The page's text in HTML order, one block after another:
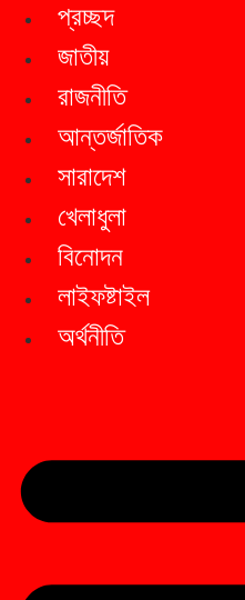
প্রচ্ছদ
জাতীয়
রাজনীতি
আন্তর্জাতিক
সারাদেশ
খেলাধুলা
বিনোদন
লাইফষ্টাইল
অর্থনীতি